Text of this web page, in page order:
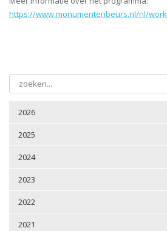
2026
2025
2024
2023
2022
2021
https://www.monumentenbeurs.nl/nl/